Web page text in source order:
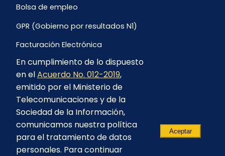
Bolsa de empleo
GPR (Gobierno por resultados N1)
Facturación Electrónica
Archivo Histórico de Facturación
Portal Ambiental y Social
Proyecto Geotérmico Chachimbiro
Contratación consultoría mediante “Lista Corta”
Reglamento de Procesos Asociativos
En cumplimiento de lo dispuesto
en elAcuerdo No. 012-2019,
emitido por el Ministerio de
Telecomunicaciones y de la
Sociedad de la Información,
comunicamos nuestra política
para el tratamiento de datos
personales. Para continuar
Aceptar